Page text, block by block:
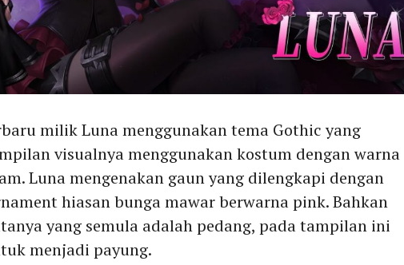
milik Luna menggunakan tema Gothic yang
visualnya menggunakan kostum dengan warna
Luna mengenakan gaun yang dilengkapi dengan
hiasan bunga mawar berwarna pink. Bahkan
yang semula adalah pedang, pada tampilan ini
menjadi payung.